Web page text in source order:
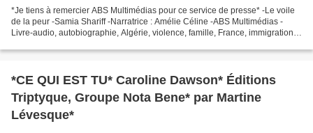
*Je tiens à remercier ABS Multimédias pour ce service de presse* -Le voile
de la peur -Samia Shariff -Narratrice : Amélie Céline -ABS Multimédias -
Livre-audio, autobiographie, Algérie, violence, famille, France, immigration,
*CE QUI EST TU* Caroline Dawson* Éditions
Triptyque, Groupe Nota Bene* par Martine
Lévesque*